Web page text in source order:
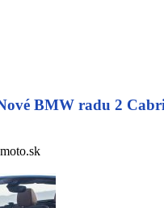
BMW radu 2